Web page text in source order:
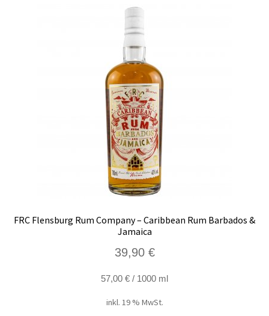
FRC Flensburg Rum Company – Caribbean Rum Barbados &
Jamaica
39,90 €
57,00 € / 1000 ml
inkl. 19 % MwSt.